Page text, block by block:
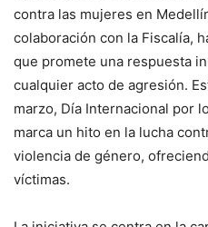
contra las mujeres en
colaboración con la Fiscalía,
que promete una respuesta
cualquier acto de agresión.
marzo, Día Internacional por
marca un hito en la lucha
violencia de género,
víctimas.